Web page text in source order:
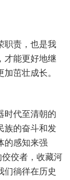
责，也是我
才能更好地继
茁壮成长。
代至清朝的
族的奋斗和发
的感知来强
佼者，收藏河
们徜徉在历史